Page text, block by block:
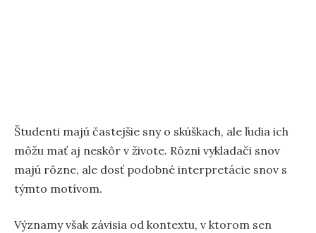
Študenti majú častejšie sny o skúškach, ale ľudia ich
môžu mať aj neskôr v živote. Rôzni vykladači snov
majú rôzne, ale dosť podobné interpretácie snov s
týmto motívom.
Významy však závisia od kontextu, v ktorom sen